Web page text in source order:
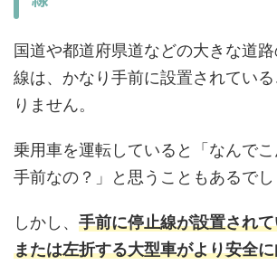
国道や都道府県道などの大きな道
線は、かなり手前に設置されてい
りません。
乗用車を運転していると
「なんで
手前なの？」
と思うこともあるでし
しかし、 手前に停止線が設置され
または左折する大型車がより安全